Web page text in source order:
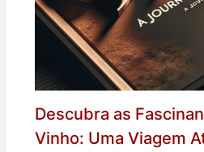
Descubra as
Vinho: Uma Viagem